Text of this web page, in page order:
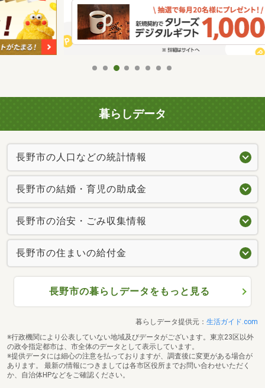
暮らしデータ
長野市の人口などの統計情報
長野市の結婚・育児の助成金
長野市の治安・ごみ収集情報
長野市の住まいの給付金
長野市の暮らしデータをもっと見る
暮らしデータ提供元： 生活ガイド.com
※行政機関により公表していない地域及びデータがございます。東京23区以外
の政令指定都市は、市全体のデータとして表示しています。
※提供データには細心の注意を払っておりますが、調査後に変更がある場合が
あります。 最新の情報につきましては各市区役所までお問い合わせいただく
か、自治体HPなどをご確認ください。